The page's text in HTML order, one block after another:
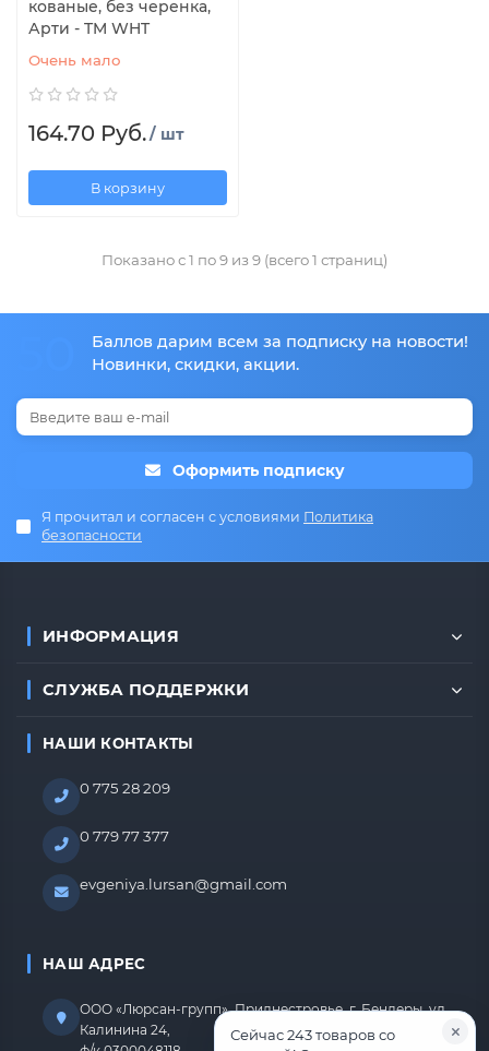
кованые, без черенка,
Арти - TM WHT
Очень мало
164.70 Руб./ шт
В корзину
Показано с 1 по 9 из 9 (всего 1 страниц)
Баллов дарим всем за подписку на новости!
Новинки, скидки, акции.
Оформить подписку
Я прочитал и согласен с условиями Политика
безопасности
ИНФОРМАЦИЯ
СЛУЖБА ПОДДЕРЖКИ
НАШИ КОНТАКТЫ
0 775 28 209
0 779 77 377
evgeniya.lursan@gmail.com
НАШ АДРЕС
ООО «Люрсан-групп», Приднестровье, г. Бендеры, ул.
Калинина 24,
Сейчас 243 товаров со